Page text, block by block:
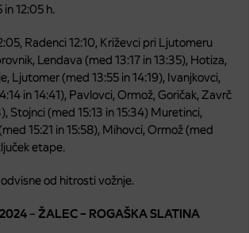
in 12:05 h.
Radenci 12:10, Križevci pri Ljutomeru
Lendava (med 13:17 in 13:35), Hotiza,
Ljutomer (med 13:55 in 14:19), Ivanjkovci,
in 14:41), Pavlovci, Ormož, Goričak, Zavrč
Stojnci (med 15:13 in 15:34) Muretinci,
15:21 in 15:58), Mihovci, Ormož (med
etape.
od hitrosti vožnje.
– ŽALEC – ROGAŠKA SLATINA